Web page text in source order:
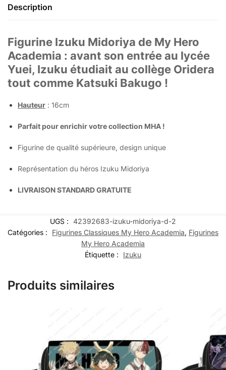
Description
Figurine Izuku Midoriya de My Hero
Academia : avant son entrée au lycée
Yuei, Izuku étudiait au collège Oridera
tout comme Katsuki Bakugo !
Hauteur : 16cm
Parfait pour enrichir votre collection MHA !
Figurine de qualité supérieure, design unique
Représentation du héros Izuku Midoriya
LIVRAISON STANDARD GRATUITE
UGS : 42392683-izuku-midoriya-d-2
Catégories :
Figurines Classiques My Hero Academia, Figurines
My Hero Academia
Étiquette :
Izuku
Produits similaires